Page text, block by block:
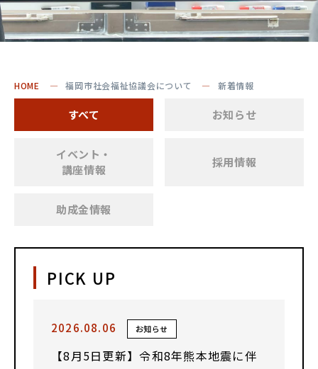
HOME 福岡市社会福祉協議会について 新着情報
すべて お知らせ
イベント・
講座情報
採用情報
助成金情報
PICK UP
2026.08.06 お知らせ
【8月5日更新】令和8年熊本地震に伴